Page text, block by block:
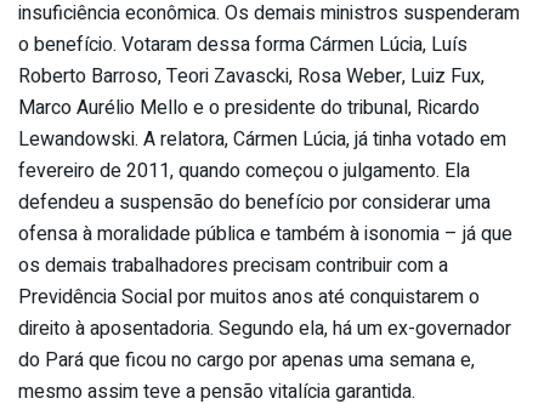
insuficiência econômica. Os demais ministros suspenderam
o benefício. Votaram dessa forma Cármen Lúcia, Luís
Roberto Barroso, Teori Zavascki, Rosa Weber, Luiz Fux,
Marco Aurélio Mello e o presidente do tribunal, Ricardo
Lewandowski. A relatora, Cármen Lúcia, já tinha votado em
fevereiro de 2011, quando começou o julgamento. Ela
defendeu a suspensão do benefício por considerar uma
ofensa à moralidade pública e também à isonomia – já que
os demais trabalhadores precisam contribuir com a
Previdência Social por muitos anos até conquistarem o
direito à aposentadoria. Segundo ela, há um ex-governador
do Pará que ficou no cargo por apenas uma semana e,
mesmo assim teve a pensão vitalícia garantida.